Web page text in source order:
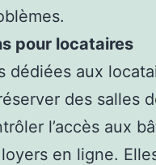
pour locataires
dédiées aux
des salles
l’accès aux
en ligne.